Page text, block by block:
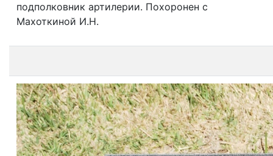
подполковник артилерии. Похоронен с
Махоткиной И.Н.